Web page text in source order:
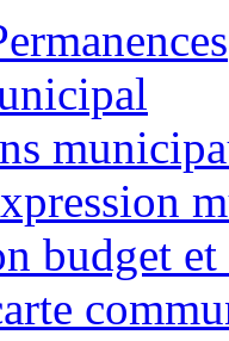
budget